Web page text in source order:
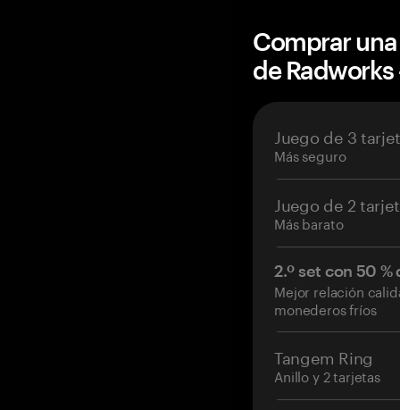
Comprar
de
Juego de 3
Más seguro
Juego de 2
Más barato
2.º set con 50
Mejor relación
monederos fríos
Tangem Ring
Anillo y 2 tarjetas